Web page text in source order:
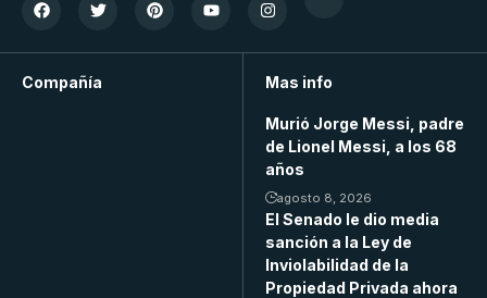
Compañía Mas info
Murió Jorge Messi, padre
de Lionel Messi, a los 68
años
agosto 8, 2026
El Senado le dio media
sanción a la Ley de
Inviolabilidad de la
Propiedad Privada ahora